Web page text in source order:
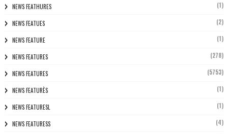
NEWS FEATHURES (1)
NEWS FEATUES (2)
NEWS FEATURE (1)
NEWS FEATURES (278)
NEWS FEATURES (5753)
NEWS FEATURÈS (1)
NEWS FEATURESL (1)
NEWS FEATURESS (4)